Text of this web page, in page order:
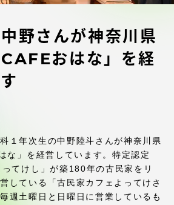
野さんが神奈川県
おはな」を経
１年次生の中野陸斗さんが神奈川県
な」を経営しています。特定認定
てけし」が築180年の古民家をリ
している「古民家カフェよってけさ
週土曜日と日曜日に営業しているも
ク